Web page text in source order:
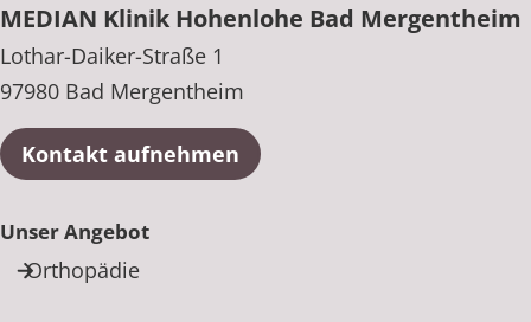
MEDIAN Klinik Hohenlohe Bad Mergentheim
Lothar-Daiker-Straße 1
97980 Bad Mergentheim
Kontakt aufnehmen
Unser Angebot
Orthopädie